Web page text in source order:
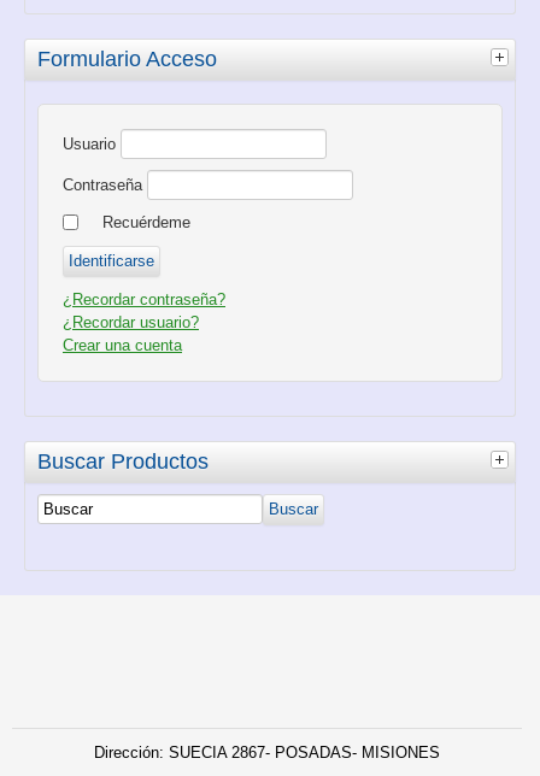
Formulario Acceso
Usuario
Contraseña
Recuérdeme
¿Recordar contraseña?
¿Recordar usuario?
Crear una cuenta
Buscar Productos
Dirección: SUECIA 2867- POSADAS- MISIONES